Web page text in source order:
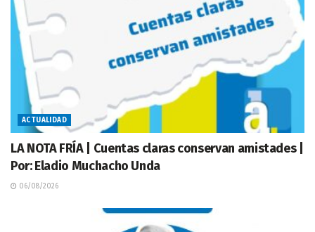
ACTUALIDAD
LA NOTA FRÍA | Cuentas claras conservan amistades |
Por: Eladio Muchacho Unda
06/08/2026